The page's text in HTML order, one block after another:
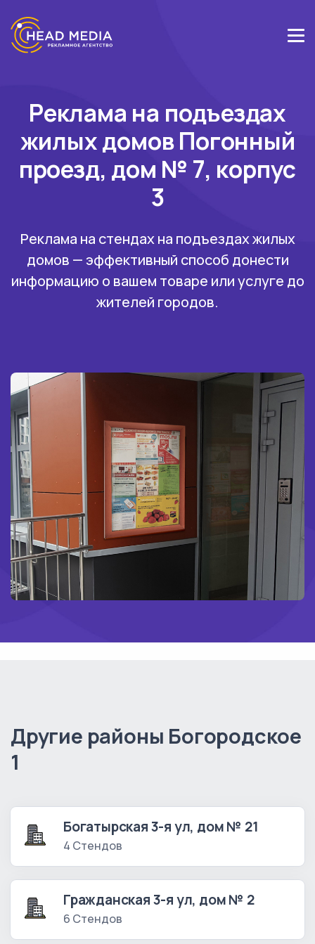
Реклама на подъездах
жилых домов Погонный
проезд, дом № 7, корпус
3
Реклама на стендах на подъездах жилых
домов — эффективный способ донести
информацию о вашем товаре или услуге до
жителей городов.
Другие районы Богородское
1
Богатырская 3-я ул, дом № 21
4 Стендов
Гражданская 3-я ул, дом № 2
6 Стендов